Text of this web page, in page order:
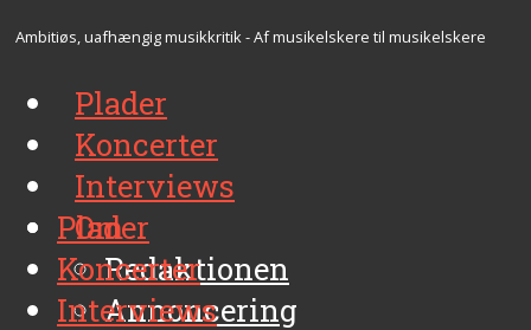
Ambitiøs, uafhængig musikkritik - Af musikelskere til musikelskere
Plader
Koncerter
Interviews
Om
Redaktionen
Annoncering
Plader
Koncerter
Interviews